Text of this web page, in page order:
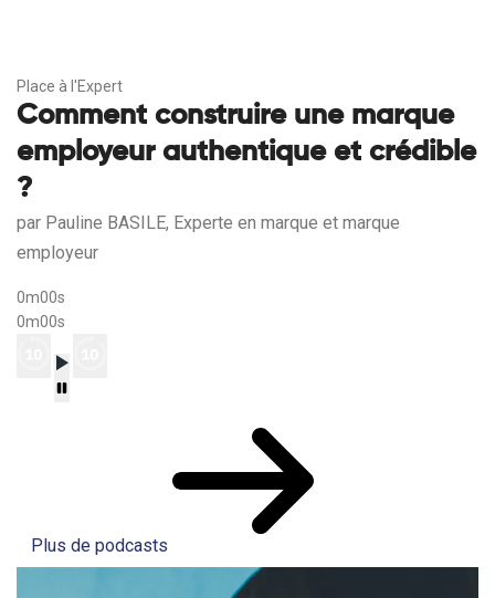
Place à l'Expert
Comment construire une marque
employeur authentique et crédible
?
par Pauline BASILE, Experte en marque et marque
employeur
0m00s
0m00s
Plus de podcasts